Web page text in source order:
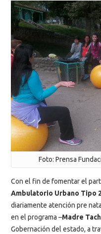
Foto: Prensa
Con el fin de fomentar el
Ambulatorio Urbano Tipo
diariamente atención pre
en el programa –Madre
Gobernación del estado, a